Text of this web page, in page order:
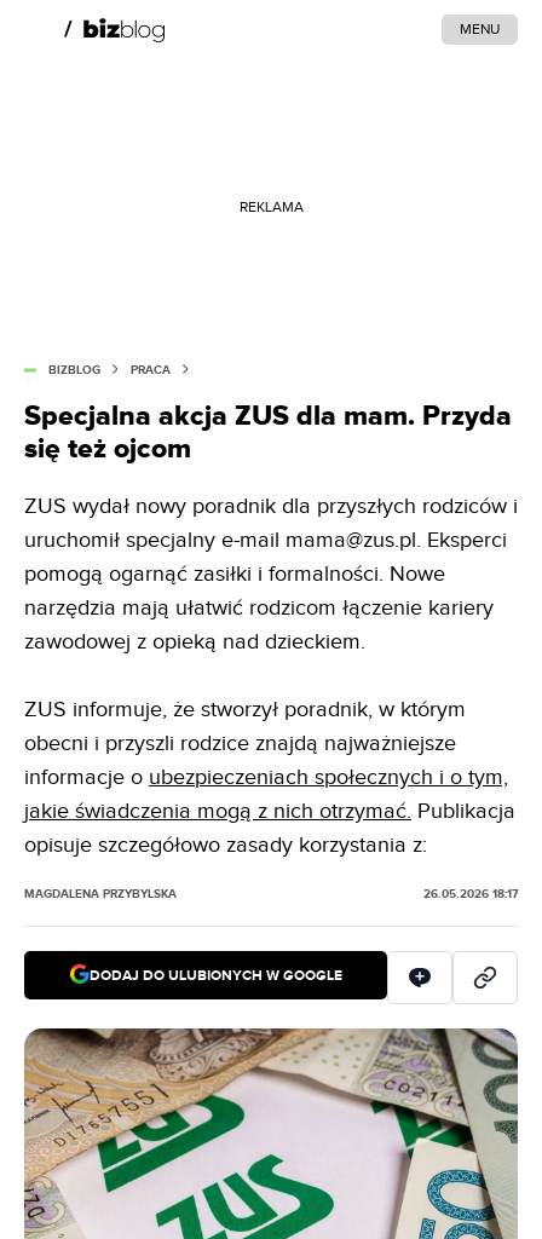
MENU
REKLAMA
BIZBLOG PRACA
Specjalna akcja ZUS dla mam. Przyda
się też ojcom
ZUS wydał nowy poradnik dla przyszłych rodziców i
uruchomił specjalny e-mail mama@zus.pl. Eksperci
pomogą ogarnąć zasiłki i formalności. Nowe
narzędzia mają ułatwić rodzicom łączenie kariery
zawodowej z opieką nad dzieckiem.
ZUS informuje, że stworzył poradnik, w którym
obecni i przyszli rodzice znajdą najważniejsze
informacje o ubezpieczeniach społecznych i o tym,
jakie świadczenia mogą z nich otrzymać. Publikacja
opisuje szczegółowo zasady korzystania z:
MAGDALENA PRZYBYLSKA 26.05.2026 18:17
DODAJ DO ULUBIONYCH W GOOGLE